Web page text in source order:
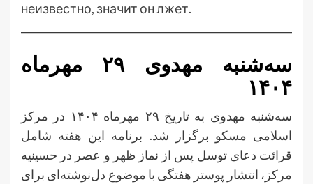
неизвестно, значит он лжет.
سه‌شنبه مهدوی ۲۹ مهرماه
۱۴۰۴
سه‌شنبه مهدوی به تاریخ ۲۹ مهرماه ۱۴۰۴ در مرکز
اسلامی مسکو برگزار شد. برنامه این هفته شامل
قرائت دعای توسل پس از نماز ظهر و عصر در حسینیه
مرکز، انتشار پوستر هفتگی با موضوع دل‌نوشته‌ای برای